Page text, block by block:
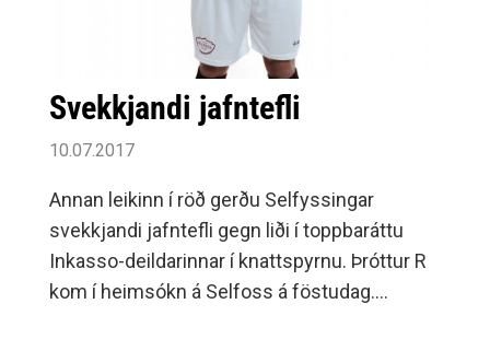
Svekkjandi jafntefli
10.07.2017
Annan leikinn í röð gerðu Selfyssingar
svekkjandi jafntefli gegn liði í toppbaráttu
Inkasso-deildarinnar í knattspyrnu. Þróttur R
kom í heimsókn á Selfoss á föstudag.